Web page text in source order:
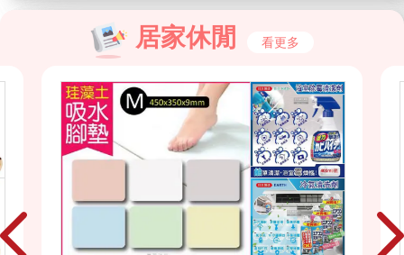
冷時能保持溫水提供。 🎉金石堂開學季！爸媽好輕
鬆，教你一站購足！文具、書包、書套參展品全面
5折起！👉文具滿777送80元電子禮券 ，滿1200再
享金幣4%回饋！
居家休閒 看更多